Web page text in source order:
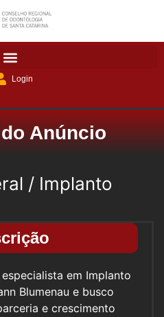
Login
Anúncio
/ Implanto
em Implanto
Blumenau e busco
e crescimento